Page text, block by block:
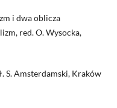
i dwa oblicza
red. O. Wysocka,
S. Amsterdamski, Kraków